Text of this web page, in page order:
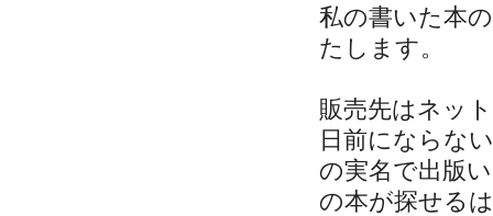
私の書いた本
たします。
販売先はネッ
日前にならな
の実名で出版
の本が探せる